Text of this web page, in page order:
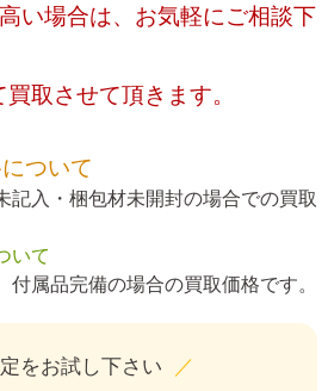
い場合は、お気軽にご相談下
取させて頂きます。
ついて
記入・梱包材未開封の場合での買取
いて
付属品完備の場合の買取価格です。
をお試し下さい ／